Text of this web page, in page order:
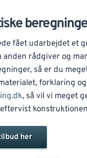
fået udarbejdet et
anden rådgiver og
så er du
forklaring
, så vil vi meget
her